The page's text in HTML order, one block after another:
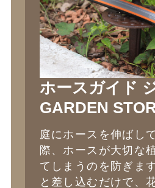
ホースガイド
GARDEN
庭にホースを伸ばし
際、ホースが大切な
てしまうのを防ぎま
と差し込むだけで、